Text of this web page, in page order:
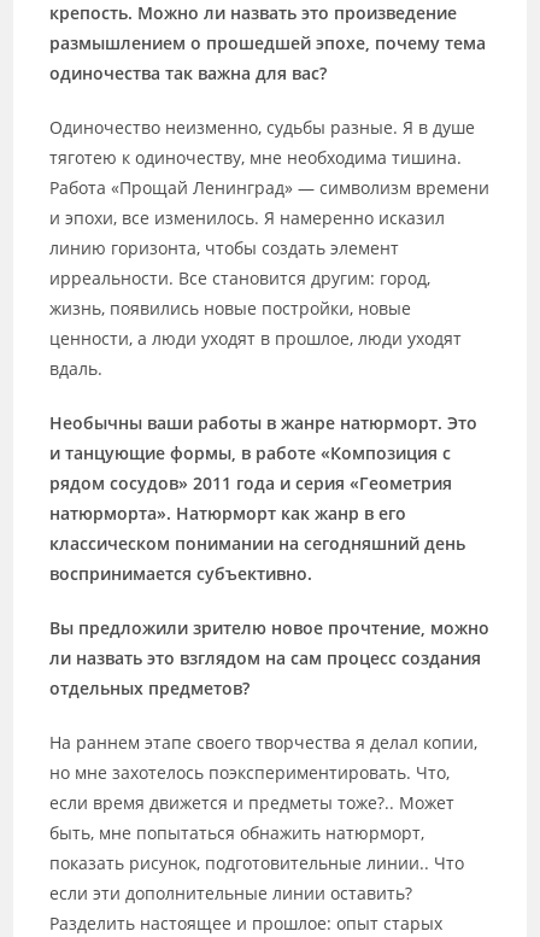
крепость. Можно ли назвать это произведение
размышлением о прошедшей эпохе, почему тема
одиночества так важна для вас?
Одиночество неизменно, судьбы разные. Я в душе
тяготею к одиночеству, мне необходима тишина.
Работа «Прощай Ленинград» — символизм времени
и эпохи, все изменилось. Я намеренно исказил
линию горизонта, чтобы создать элемент
ирреальности. Все становится другим: город,
жизнь, появились новые постройки, новые
ценности, а люди уходят в прошлое, люди уходят
вдаль.
Необычны ваши работы в жанре натюрморт. Это
и танцующие формы, в работе «Композиция с
рядом сосудов» 2011 года и серия «Геометрия
натюрморта». Натюрморт как жанр в его
классическом понимании на сегодняшний день
воспринимается субъективно.
Вы предложили зрителю новое прочтение, можно
ли назвать это взглядом на сам процесс создания
отдельных предметов?
На раннем этапе своего творчества я делал копии,
но мне захотелось поэкспериментировать. Что,
если время движется и предметы тоже?.. Может
быть, мне попытаться обнажить натюрморт,
показать рисунок, подготовительные линии.. Что
если эти дополнительные линии оставить?
Разделить настоящее и прошлое: опыт старых